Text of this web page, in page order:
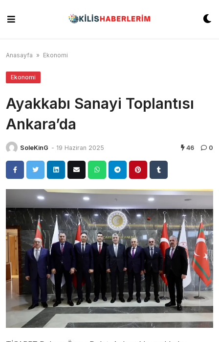
content
Anasayfa » Ekonomi
Ekonomi
Ayakkabı Sanayi Toplantısı
Ankara’da
SoleKinG - 19 Haziran 2025 46 0